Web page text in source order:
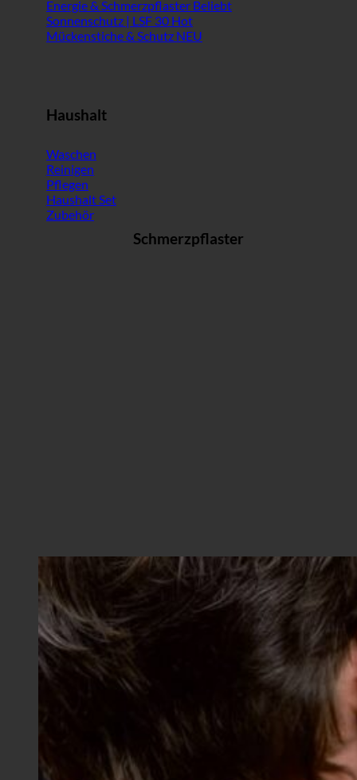
Energie & Schmerzpflaster
Sonnenschutz | LSF 30
Mückenstiche & Schutz
Haushalt
Waschen
Reinigen
Pflegen
Haushalt Set
Zubehör
Schmerzpflaster